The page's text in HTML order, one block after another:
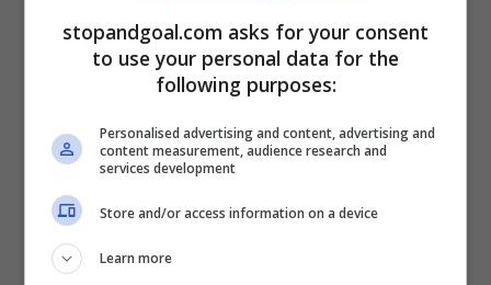
Davide Nicola non sarà esonerato salvo
fino a fine stagione all’attuale allenatore
per restare in granata
suo futuro in base ai risultati ottenuti. Il
contratto di Nicola dura fino a giugno, poi
stopandgoal.com asks for your consent
to use your personal data for the
following purposes:
Personalised advertising and content, advertising and
content measurement, audience research and
services development
Store and/or access information on a device
Learn more